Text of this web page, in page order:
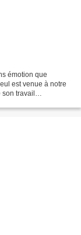
émotion que
est venue à notre
son travail